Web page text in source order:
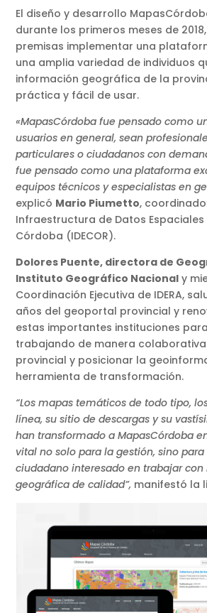
El diseño y desarrollo
durante los primeros meses de
premisas implementar una
una amplia variedad de individuos
información geográfica de la
práctica y fácil de usar.
«MapasCórdoba fue pensado como
usuarios en general, sean
particulares o ciudadanos con
fue pensado como una plataforma
equipos técnicos y especialistas en
explicó Mario Piumetto,
Infraestructura de Datos
Córdoba (IDECOR).
Dolores Puente, directora de
Instituto Geográfico Nacional y
Coordinación Ejecutiva de IDERA,
años del geoportal provincial y
estas importantes instituciones
trabajando de manera colaborativa
provincial y posicionar la
herramienta de transformación.
“Los mapas temáticos de todo tipo,
línea, su sitio de descargas y su
han transformado a MapasCórdoba
vital no solo para la gestión, sino
ciudadano interesado en trabajar
geográfica de calidad”, manifestó la